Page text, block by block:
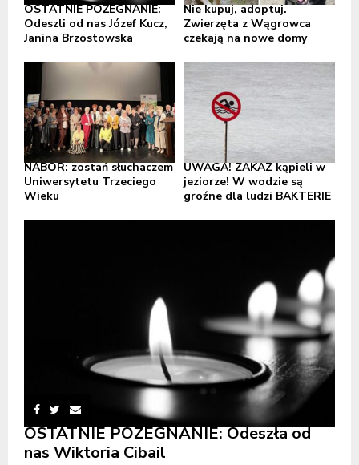
OSTATNIE POŻEGNANIE:
Odeszli od nas Józef Kucz,
Janina Brzostowska
Nie kupuj, adoptuj.
Zwierzęta z Wągrowca
czekają na nowe domy
NABÓR: zostań słuchaczem
Uniwersytetu Trzeciego
Wieku
UWAGA! ZAKAZ kąpieli w
jeziorze! W wodzie są
groźne dla ludzi BAKTERIE
OSTATNIE POŻEGNANIE: Odeszła od
nas Wiktoria Cibail